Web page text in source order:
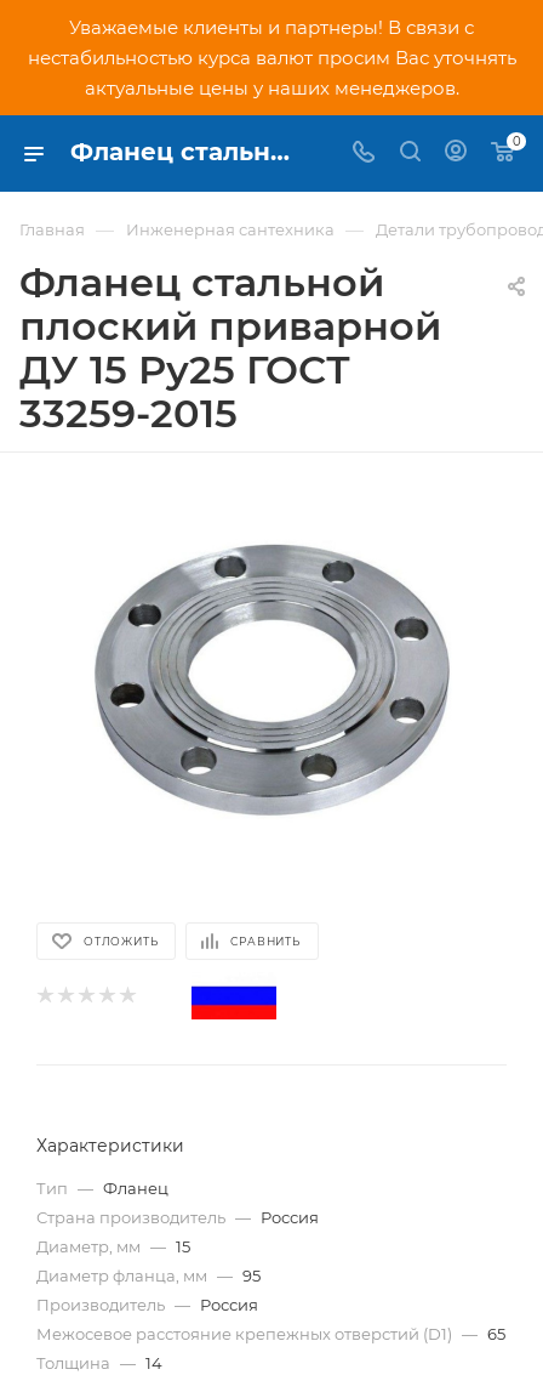
Уважаемые клиенты и партнеры! В связи с
нестабильностью курса валют просим Вас уточнять
актуальные цены у наших менеджеров.
Фланец стальной плоский приварной ДУ 15 Ру25 ГОСТ 33259-2015 - купить по низкой цене в Москве, интернет-магазин PNDtech.ru 0
Главная — Инженерная сантехника — Детали
Фланец стальной
плоский приварной
ДУ 15 Ру25 ГОСТ
33259-2015
ОТЛОЖИТЬ СРАВНИТЬ
Характеристики
Тип — Фланец
Страна производитель — Россия
Диаметр, мм — 15
Диаметр фланца, мм — 95
Производитель — Россия
Межосевое расстояние крепежных отверстий (D1) — 65
Толщина — 14